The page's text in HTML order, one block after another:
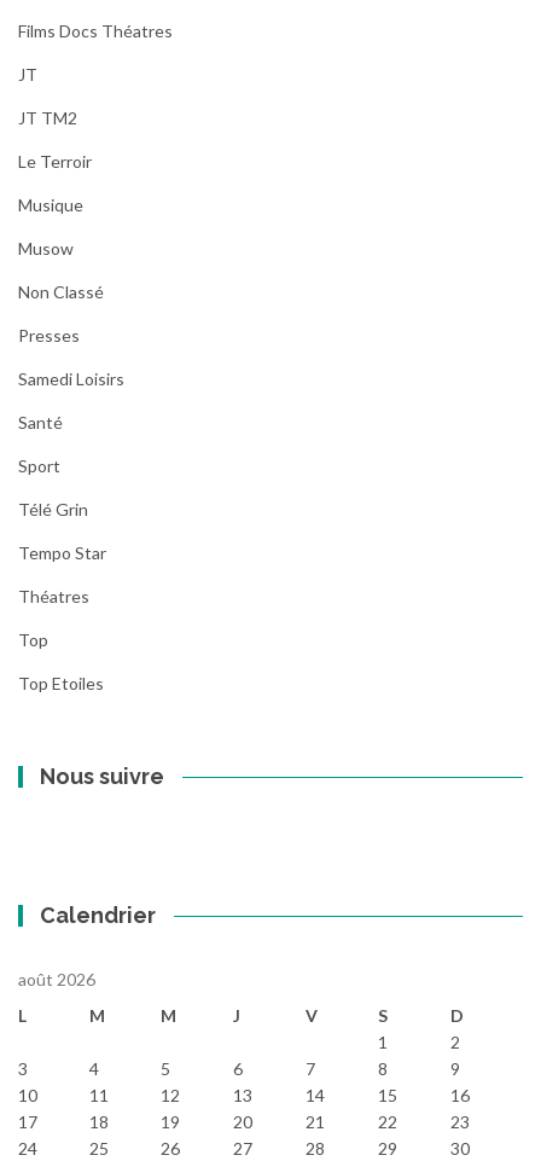
Films Docs Théatres
JT
JT TM2
Le Terroir
Musique
Musow
Non Classé
Presses
Samedi Loisirs
Santé
Sport
Télé Grin
Tempo Star
Théatres
Top
Top Etoiles
Nous suivre
Calendrier
août 2026
L
M M J V S D
1
2
3
4 5 6 7 8
9
10
11 12 13 14 15
16
17
18 19 20 21 22
23
24
25 26 27 28 29
30